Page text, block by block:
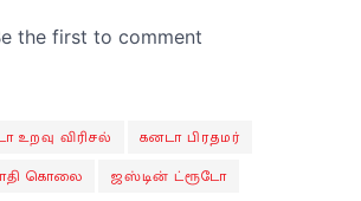
உறவு விரிசல்
கனடா பிரதமர்
கொலை
ஜஸ்டின் ட்ரூடோ